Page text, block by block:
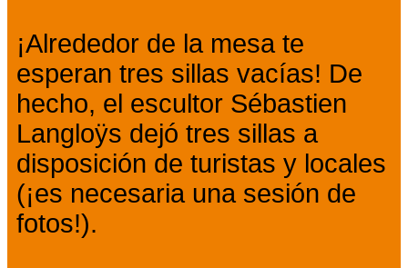
¡Alrededor de la mesa te
esperan tres sillas vacías! De
hecho, el escultor Sébastien
Langloÿs dejó tres sillas a
disposición de turistas y locales
(¡es necesaria una sesión de
fotos!).